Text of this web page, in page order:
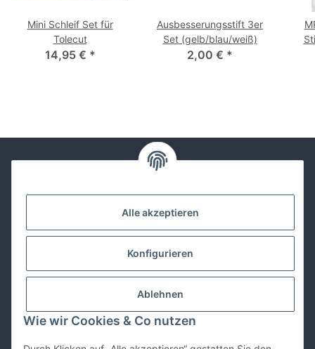
Alle akzeptieren
Konfigurieren
Ablehnen
Wie wir Cookies & Co nutzen
Mini Schleif Set für
Tolecut
14,95 € *
Ausbesserungsstift 3er
Set (gelb/blau/weiß)
2,00 € *
Lackwissen